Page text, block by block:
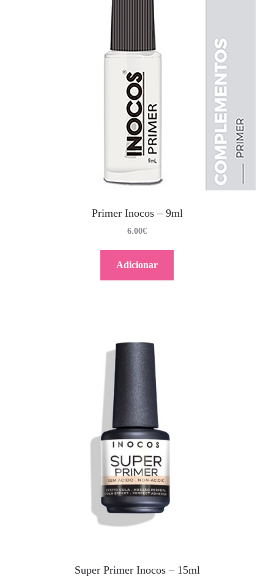
Primer Inocos – 9ml
6.00€
Adicionar
Super Primer Inocos – 15ml